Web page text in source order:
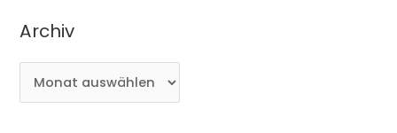
Archiv